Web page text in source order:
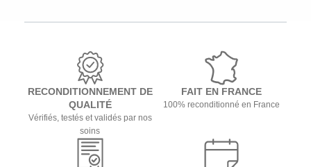
RECONDITIONNEMENT DE
QUALITÉ
Vérifiés, testés et validés par nos
soins
FAIT EN FRANCE
100% reconditionné en France